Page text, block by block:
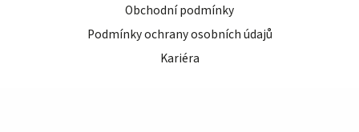
Obchodní podmínky
Podmínky ochrany osobních údajů
Kariéra